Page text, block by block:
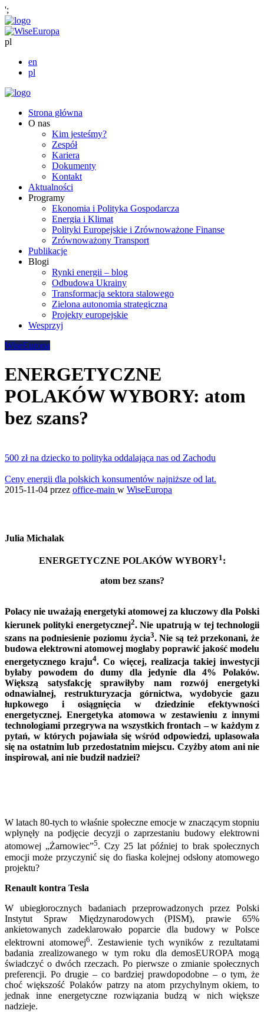
';
pl
en
pl
Strona główna
O nas
Kim jesteśmy?
Zespół
Kariera
Dokumenty
Kontakt
Aktualności
Programy
Ekonomia i Polityka Gospodarcza
Energia i Klimat
Polityki Europejskie i Zrównoważone Finanse
Zrównoważony Transport
Publikacje
Blogi
Rynki energii – blog
Odbudowa Ukrainy
Transformacja sektora stalowego
Zielona autonomia strategiczna
Projekty europejskie
Wesprzyj
WiseEuropa
ENERGETYCZNE
POLAKÓW WYBORY: atom
bez szans?
500 zł na dziecko to polityka oddalająca nas od Zachodu
Ceny energii dla polskich konsumentów najniższe od lat.
2015-11-04 przez office-main w WiseEuropa
Julia Michalak
ENERGETYCZNE POLAKÓW WYBORY1 :
atom bez szans?
Polacy nie uważają energetyki atomowej za kluczowy dla Polski
kierunek polityki energetycznej2. Nie upatrują w tej technologii
szans na podniesienie poziomu życia3. Nie są też przekonani, że
budowa elektrowni atomowej mogłaby poprawić jakość modelu
energetycznego kraju4. Co więcej, realizacja takiej inwestycji
byłaby powodem do dumy dla jedynie dla 4% Polaków.
Większą satysfakcję sprawiłyby nam rozwój energetyki
odnawialnej, restrukturyzacja górnictwa, wydobycie gazu
łupkowego i osiągnięcia w dziedzinie efektywności
energetycznej. Energetyka atomowa w zestawieniu z innymi
technologiami przegrywa na wszystkich frontach – w każdym z
pytań, w których pojawiała się wśród odpowiedzi, uplasowała
się na ostatnim lub przedostatnim miejscu. Czyżby atom ani nie
inspirował, ani nie budził nadziei?
W latach 80-tych to właśnie społeczne emocje w znaczącym stopniu
wpłynęły na podjęcie decyzji o zaprzestaniu budowy elektrowni
atomowej „Żarnowiec”5. Czy 25 lat później to brak społecznych
emocji może przyczynić się do fiaska kolejnej odsłony atomowego
projektu?
Renault kontra Tesla
W ubiegłorocznych badaniach przeprowadzonych przez Polski
Instytut Spraw Międzynarodowych (PISM), prawie 65%
ankietowanych zadeklarowało poparcie dla budowy w Polsce
elektrowni atomowej6. Zestawienie tych wyników z rezultatami
badania zrealizowanego w tym roku dla demosEUROPA mogą
świadczyć o dwóch rzeczach. Po pierwsze o zmianie społecznych
preferencji. Po drugie – co bardziej prawdopodobne – o tym, że
choć większość Polaków patrzy na atom przychylnym okiem, to
jednak inne energetyczne rozwiązania budzą w nich większe
nadzieje.